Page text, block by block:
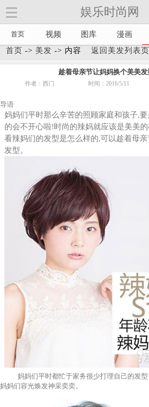
娱乐时尚网
首页 视频 图库 漫画
首页 -> 美发 -> 内容 返回美发列表页
趁着母亲节让妈妈换个美美发
作者：西门 时间：2016/5/11
导语
妈妈们平时那么辛苦的照顾家庭和孩子,
的会不开心啦!时尚的辣妈就应该是美美
看辣妈们的发型是怎么样的,可以趁着母
发型。
妈妈们平时都忙于家务很少打理自己的发型
妈妈们容光焕发神采奕奕。
娱乐时尚网手机官方网站【